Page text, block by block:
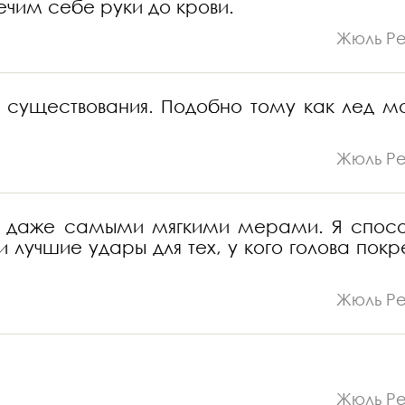
себе руки до крови.
Жюль
Подобно тому как лед
Жюль
даже самыми мягкими мерами. Я
удары для тех, у кого голова
Жюль
Жюль